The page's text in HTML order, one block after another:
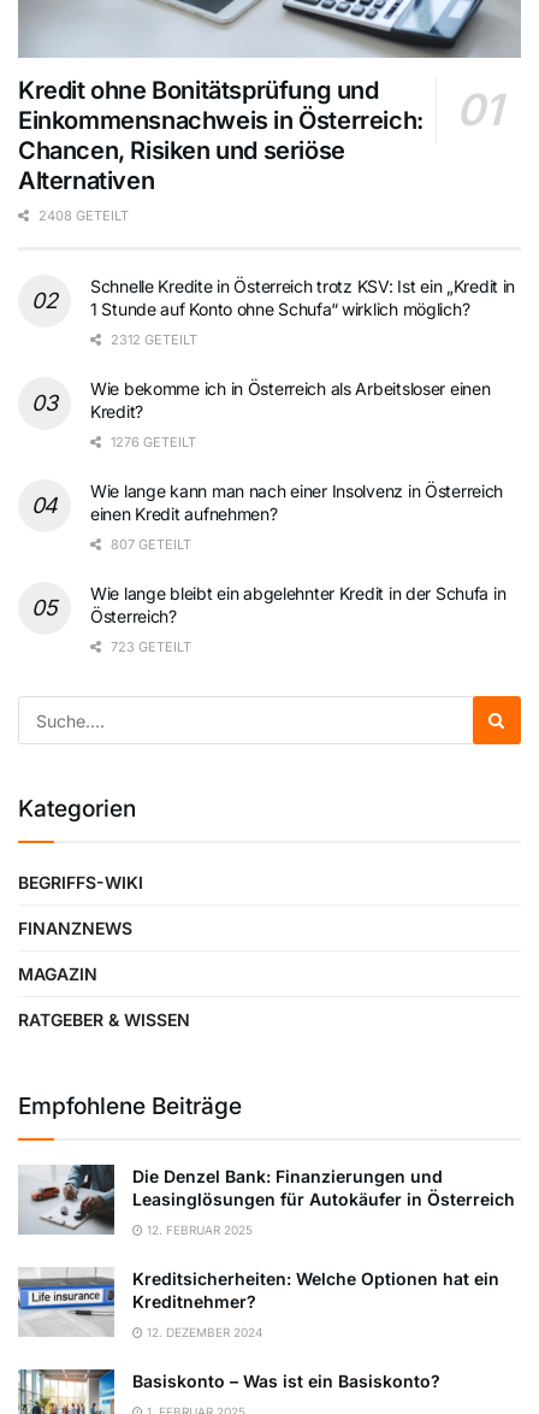
Kredit ohne Bonitätsprüfung und
Einkommensnachweis in Österreich:
Chancen, Risiken und seriöse
Alternativen
2408 GETEILT
Schnelle Kredite in Österreich trotz KSV: Ist ein „Kredit in
1 Stunde auf Konto ohne Schufa“ wirklich möglich?
2312 GETEILT
Wie bekomme ich in Österreich als Arbeitsloser einen
Kredit?
1276 GETEILT
Wie lange kann man nach einer Insolvenz in Österreich
einen Kredit aufnehmen?
807 GETEILT
Wie lange bleibt ein abgelehnter Kredit in der Schufa in
Österreich?
723 GETEILT
Kategorien
BEGRIFFS-WIKI
FINANZNEWS
MAGAZIN
RATGEBER & WISSEN
Empfohlene Beiträge
Die Denzel Bank: Finanzierungen und
Leasinglösungen für Autokäufer in Österreich
12. FEBRUAR 2025
Kreditsicherheiten: Welche Optionen hat ein
Kreditnehmer?
12. DEZEMBER 2024
Basiskonto – Was ist ein Basiskonto?